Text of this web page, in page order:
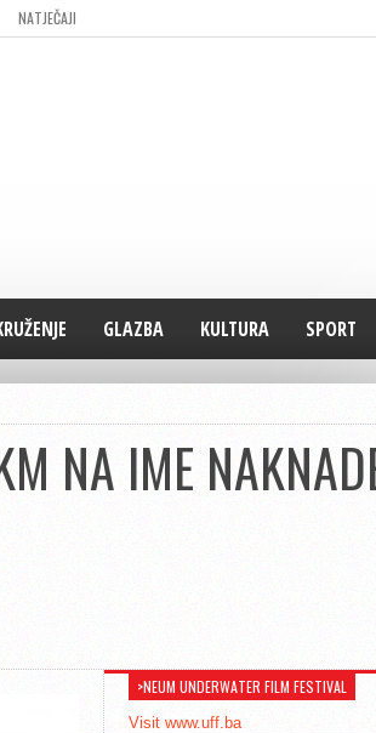
NATJEČAJI
GLAZBA KULTURA SPORT
NA IME
>NEUM UNDERWATER FILM FESTIVAL
Visit www.uff.ba